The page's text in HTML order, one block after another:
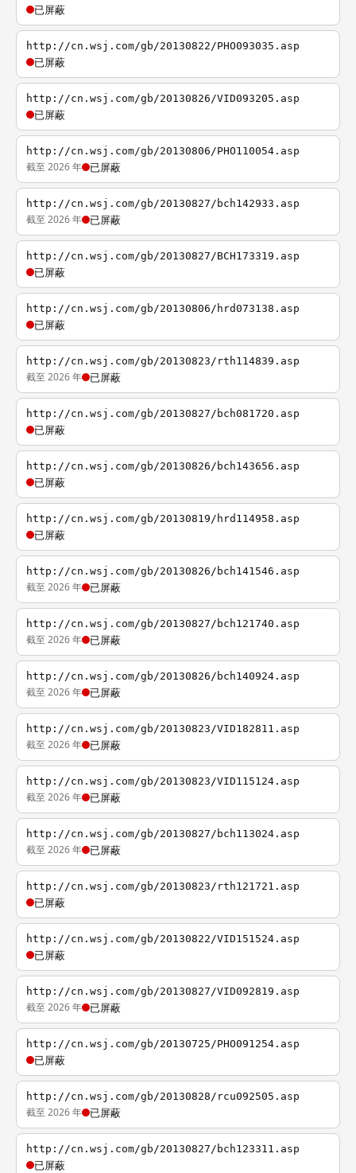
已屏蔽
http://cn.wsj.com/gb/20130822/PHO093035.asp
已屏蔽
http://cn.wsj.com/gb/20130826/VID093205.asp
已屏蔽
http://cn.wsj.com/gb/20130806/PHO110054.asp
截至 2026 年 已屏蔽
http://cn.wsj.com/gb/20130827/bch142933.asp
截至 2026 年 已屏蔽
http://cn.wsj.com/gb/20130827/BCH173319.asp
已屏蔽
http://cn.wsj.com/gb/20130806/hrd073138.asp
已屏蔽
http://cn.wsj.com/gb/20130823/rth114839.asp
截至 2026 年 已屏蔽
http://cn.wsj.com/gb/20130827/bch081720.asp
已屏蔽
http://cn.wsj.com/gb/20130826/bch143656.asp
已屏蔽
http://cn.wsj.com/gb/20130819/hrd114958.asp
已屏蔽
http://cn.wsj.com/gb/20130826/bch141546.asp
截至 2026 年 已屏蔽
http://cn.wsj.com/gb/20130827/bch121740.asp
截至 2026 年 已屏蔽
http://cn.wsj.com/gb/20130826/bch140924.asp
截至 2026 年 已屏蔽
http://cn.wsj.com/gb/20130823/VID182811.asp
截至 2026 年 已屏蔽
http://cn.wsj.com/gb/20130823/VID115124.asp
截至 2026 年 已屏蔽
http://cn.wsj.com/gb/20130827/bch113024.asp
截至 2026 年 已屏蔽
http://cn.wsj.com/gb/20130823/rth121721.asp
已屏蔽
http://cn.wsj.com/gb/20130822/VID151524.asp
已屏蔽
http://cn.wsj.com/gb/20130827/VID092819.asp
截至 2026 年 已屏蔽
http://cn.wsj.com/gb/20130725/PHO091254.asp
已屏蔽
http://cn.wsj.com/gb/20130828/rcu092505.asp
截至 2026 年 已屏蔽
http://cn.wsj.com/gb/20130827/bch123311.asp
已屏蔽